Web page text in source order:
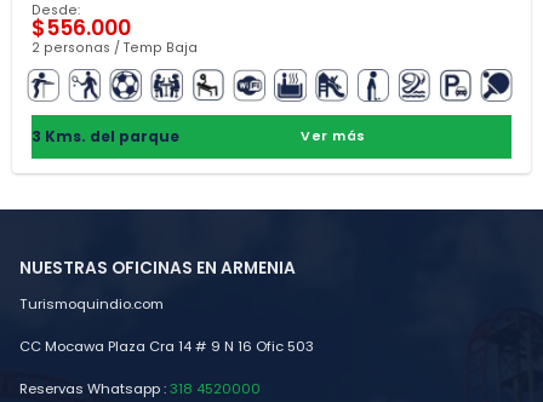
Desde:
$556.000
2 personas / Temp Baja
3 Kms. del parque Ver más
NUESTRAS OFICINAS EN ARMENIA
Turismoquindio.com
CC Mocawa Plaza Cra 14 # 9 N 16 Ofic 503
Reservas Whatsapp :318 4520000